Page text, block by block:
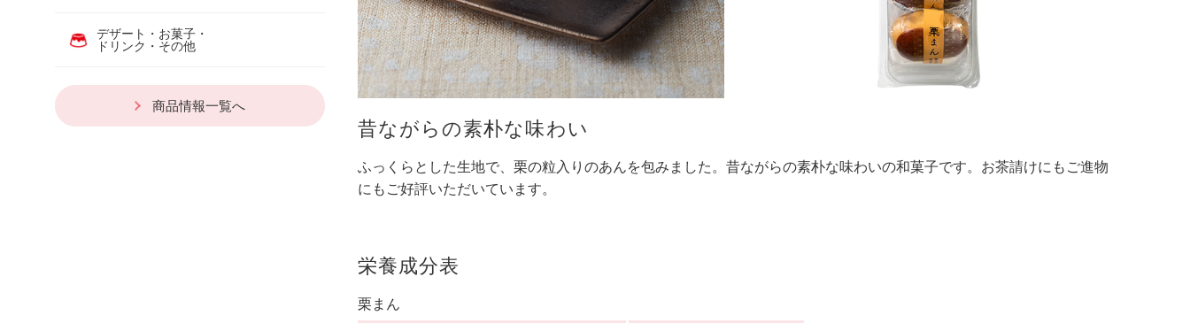
デザート・お菓子・
ドリンク・その他
商品情報一覧へ
昔ながらの素朴な味わい
ふっくらとした生地で、栗の粒入りのあんを包みました。昔ながらの素朴な味わいの和菓子です。お茶請けにもご進物
にもご好評いただいています。
栄養成分表
栗まん